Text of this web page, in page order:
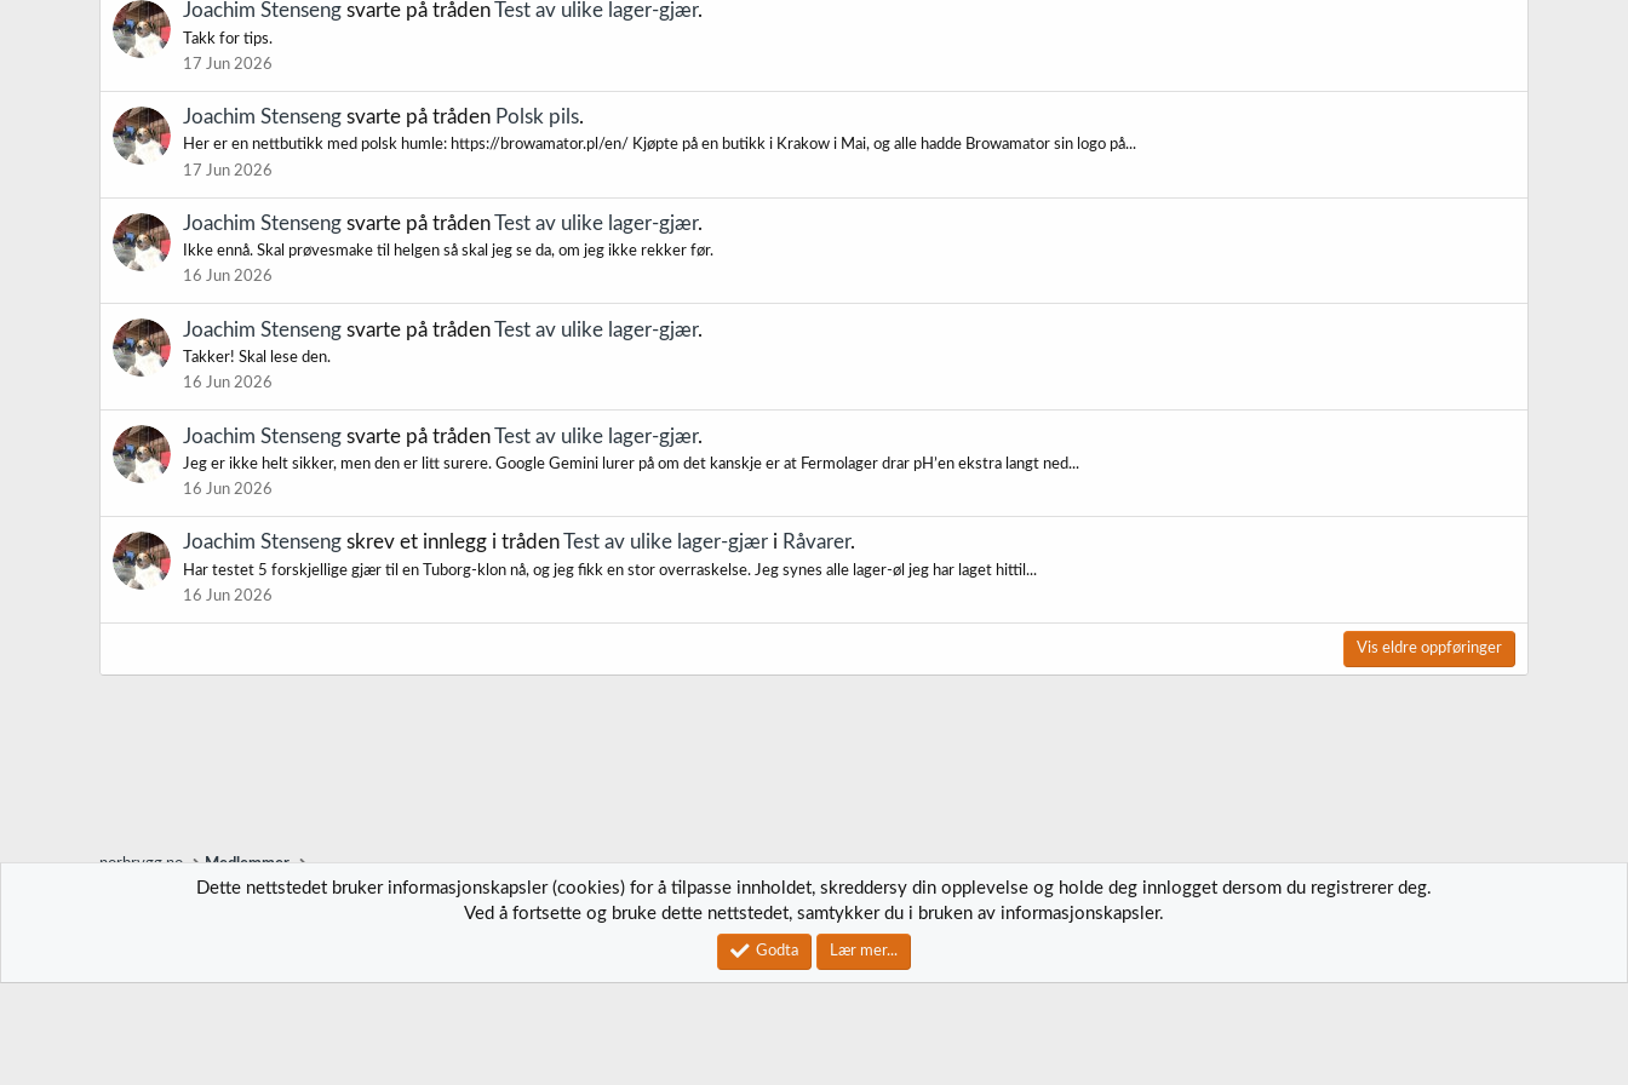
Joachim Stenseng svarte på trådenTest av ulike lager-gjær.
Takk for tips.
17 Jun 2026
Joachim Stenseng svarte på tråden Polsk pils.
Her er en nettbutikk med polsk humle: https://browamator.pl/en/ Kjøpte på en butikk i Krakow i Mai, og alle hadde Browamator sin logo på...
17 Jun 2026
Joachim Stenseng svarte på trådenTest av ulike lager-gjær.
Ikke ennå. Skal prøvesmake til helgen så skal jeg se da, om jeg ikke rekker før.
16 Jun 2026
Joachim Stenseng svarte på trådenTest av ulike lager-gjær.
Takker! Skal lese den.
16 Jun 2026
Joachim Stenseng svarte på trådenTest av ulike lager-gjær.
Jeg er ikke helt sikker, men den er litt surere. Google Gemini lurer på om det kanskje er at Fermolager drar pH’en ekstra langt ned...
16 Jun 2026
Joachim Stenseng skrev et innlegg i trådenTest av ulike lager-gjær i Råvarer.
Har testet 5 forskjellige gjær til en Tuborg-klon nå, og jeg fikk en stor overraskelse. Jeg synes alle lager-øl jeg har laget hittil...
16 Jun 2026
Vis eldre oppføringer
norbrygg.no Medlemmer
Kontakt oss Vilkår og regler
Community platform by XenForo ®
Dette nettstedet bruker informasjonskapsler (cookies) for å tilpasse innholdet, skreddersy din opplevelse og holde deg innlogget dersom du registrerer deg.
Ved å fortsette og bruke dette nettstedet, samtykker du i bruken av informasjonskapsler.
Godta Lær mer...